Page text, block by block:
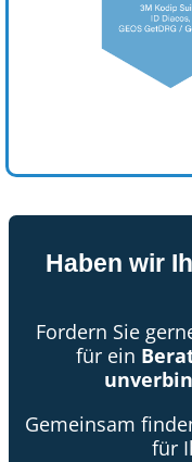
Haben wir
Fordern Sie
für ein
Gemeinsam
für